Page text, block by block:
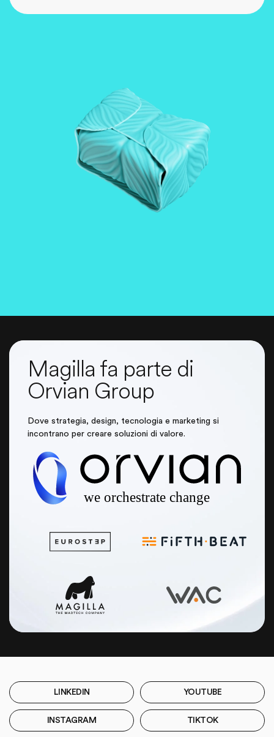
Magilla fa parte di
Orvian Group
Dove strategia, design, tecnologia e marketing si
incontrano per creare soluzioni di valore.
LINKEDIN YOUTUBE
INSTAGRAM TIKTOK